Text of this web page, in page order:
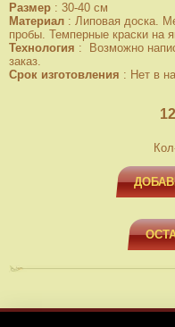
Размер : 30-40 см
Материал : Липовая доска.
пробы. Темперные краски на
Технология :
Возможно
заказ.
Срок изготовления : Нет в